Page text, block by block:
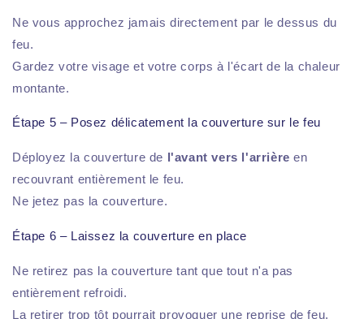
Ne vous approchez jamais directement par le dessus du
feu.
Gardez votre visage et votre corps à l'écart de la chaleur
montante.
Étape 5 – Posez délicatement la couverture sur le feu
Déployez la couverture de l'avant vers l'arrière en
recouvrant entièrement le feu.
Ne jetez pas la couverture.
Étape 6 – Laissez la couverture en place
Ne retirez pas la couverture tant que tout n'a pas
entièrement refroidi.
La retirer trop tôt pourrait provoquer une reprise de feu.